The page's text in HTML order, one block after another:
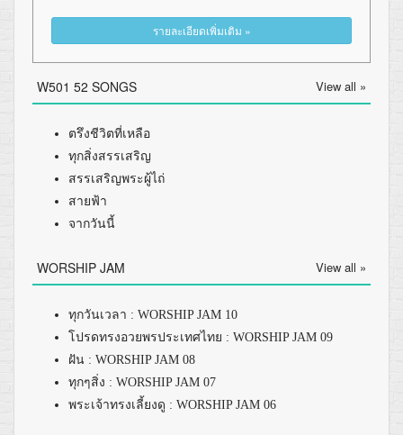
รายละเอียดเพิ่มเติม »
W501 52 SONGS View all »
ตรึงชีวิตที่เหลือ
ทุกสิ่งสรรเสริญ
สรรเสริญพระผู้ไถ่
สายฟ้า
จากวันนี้
WORSHIP JAM View all »
ทุกวันเวลา : WORSHIP JAM 10
โปรดทรงอวยพรประเทศไทย : WORSHIP JAM 09
ฝัน : WORSHIP JAM 08
ทุกๆสิ่ง : WORSHIP JAM 07
พระเจ้าทรงเลี้ยงดู : WORSHIP JAM 06